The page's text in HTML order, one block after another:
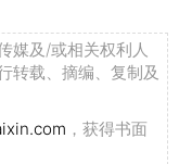
媒及/或相关权利人
转载、摘编、复制及
，获得书面